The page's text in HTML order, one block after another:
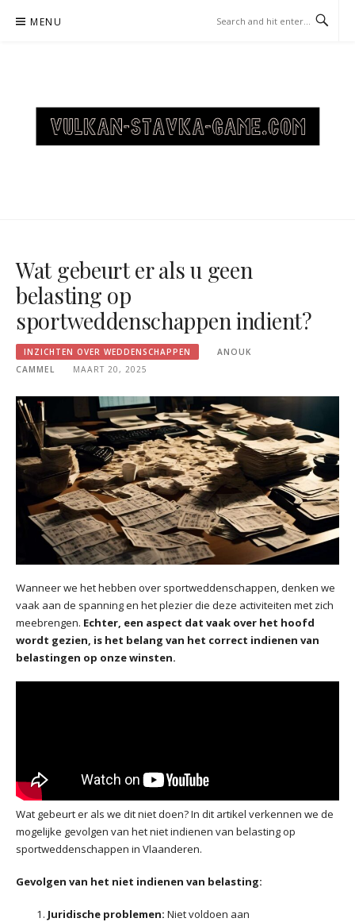
MENU
Wat gebeurt er als u geen
belasting op
sportweddenschappen indient?
INZICHTEN OVER WEDDENSCHAPPEN
ANOUK
CAMMEL
MAART 20, 2025
Wanneer we het hebben over sportweddenschappen, denken we
vaak aan de spanning en het plezier die deze activiteiten met zich
meebrengen. Echter, een aspect dat vaak over het hoofd
wordt gezien, is het belang van het correct indienen van
belastingen op onze winsten.
Wat gebeurt er als we dit niet doen? In dit artikel verkennen we de
mogelijke gevolgen van het niet indienen van belasting op
sportweddenschappen in Vlaanderen.
Gevolgen van het niet indienen van belasting:
Juridische problemen: Niet voldoen aan